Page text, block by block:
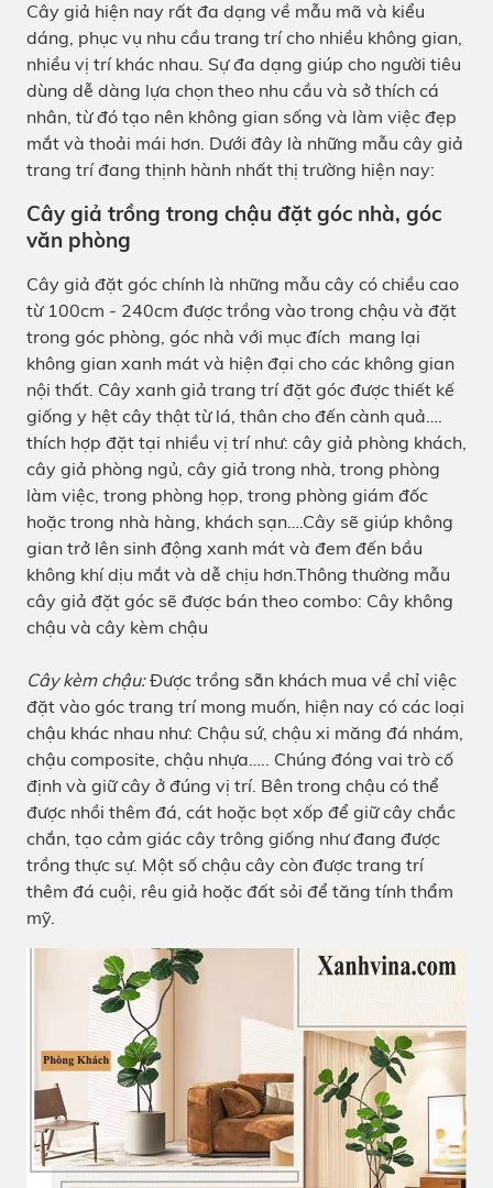
Cây giả hiện nay rất đa dạng về mẫu mã và kiểu
dáng, phục vụ nhu cầu trang trí cho nhiều không gian,
nhiều vị trí khác nhau. Sự đa dạng giúp cho người tiêu
dùng dễ dàng lựa chọn theo nhu cầu và sở thích cá
nhân, từ đó tạo nên không gian sống và làm việc đẹp
mắt và thoải mái hơn. Dưới đây là những mẫu cây giả
trang trí đang thịnh hành nhất thị trường hiện nay:
Cây giả trồng trong chậu đặt góc nhà, góc
văn phòng
Cây giả đặt góc chính là những mẫu cây có chiều cao
từ 100cm - 240cm được trồng vào trong chậu và đặt
trong góc phòng, góc nhà với mục đích mang lại
không gian xanh mát và hiện đại cho các không gian
nội thất. Cây xanh giả trang trí đặt góc được thiết kế
giống y hệt cây thật từ lá, thân cho đến cành quả….
thích hợp đặt tại nhiều vị trí như: cây giả phòng khách,
cây giả phòng ngủ, cây giả trong nhà, trong phòng
làm việc, trong phòng họp, trong phòng giám đốc
hoặc trong nhà hàng, khách sạn….Cây sẽ giúp không
gian trở lên sinh động xanh mát và đem đến bầu
không khí dịu mắt và dễ chịu hơn.Thông thường mẫu
cây giả đặt góc sẽ được bán theo combo: Cây không
chậu và cây kèm chậu
Cây kèm chậu:Được trồng sẵn khách mua về chỉ việc
đặt vào góc trang trí mong muốn, hiện nay có các loại
chậu khác nhau như: Chậu sứ, chậu xi măng đá nhám,
chậu composite, chậu nhựa….. Chúng đóng vai trò cố
định và giữ cây ở đúng vị trí. Bên trong chậu có thể
được nhồi thêm đá, cát hoặc bọt xốp để giữ cây chắc
chắn, tạo cảm giác cây trông giống như đang được
trồng thực sự. Một số chậu cây còn được trang trí
thêm đá cuội, rêu giả hoặc đất sỏi để tăng tính thẩm
mỹ.